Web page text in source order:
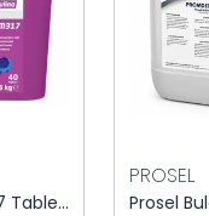
Maratem M317 Tablet Bulaşık Makina Deterjanı Kova
PROSEL